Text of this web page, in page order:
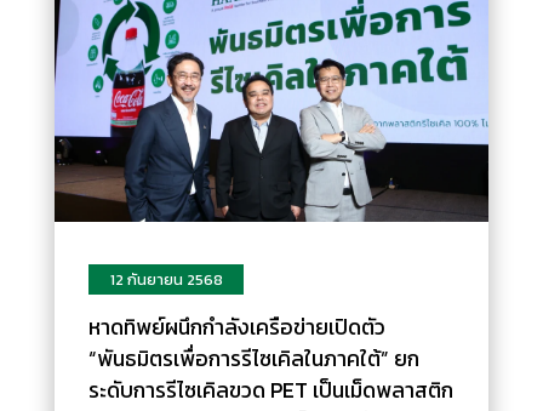
12 กันยายน 2568
หาดทิพย์ผนึกกำลังเครือข่ายเปิดตัว
“พันธมิตรเพื่อการรีไซเคิลในภาคใต้” ยก
ระดับการรีไซเคิลขวด PET เป็นเม็ดพลาสติก